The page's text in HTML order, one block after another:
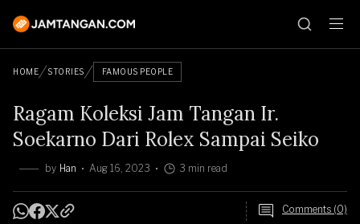
HOME STORIES FAMOUS PEOPLE
Ragam Koleksi Jam Tangan Ir.
Soekarno Dari Rolex Sampai Seiko
by Han Aug 16, 2023 3 min read
Comments (0)